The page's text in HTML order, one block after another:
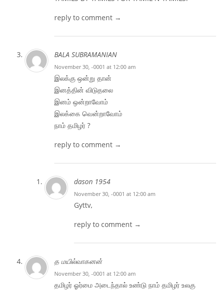
reply to comment →
BALA SUBRAMANIAN
November 30, -0001 at 12:00 am
இலக்கு ஒன்று தான்
இனத்தின் விடுதலை
இனம் ஒன்றாவோம்
இலக்கை வென்றாவோம்
நாம் தமிழர் ?
reply to comment →
dason 1954
November 30, -0001 at 12:00 am
Gyttv,
reply to comment →
த மயில்வாகனன்
November 30, -0001 at 12:00 am
தமிழர் ஓர்மை அடைந்தால் உண்டு நாம் தமிழர் உலகு